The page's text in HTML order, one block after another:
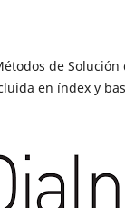
de
en índex y